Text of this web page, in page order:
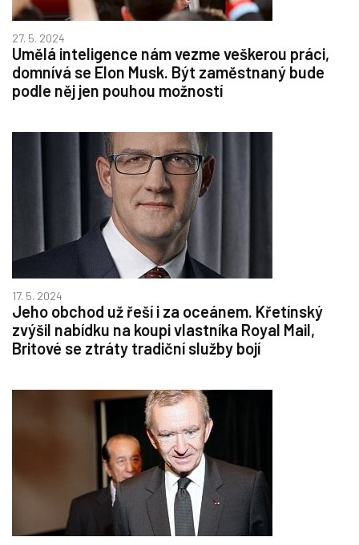
27. 5. 2024
Umělá inteligence nám vezme veškerou práci,
domnívá se Elon Musk. Být zaměstnaný bude
podle něj jen pouhou možností
17. 5. 2024
Jeho obchod už řeší i za oceánem. Křetínský
zvýšil nabídku na koupi vlastníka Royal Mail,
Britové se ztráty tradiční služby bojí